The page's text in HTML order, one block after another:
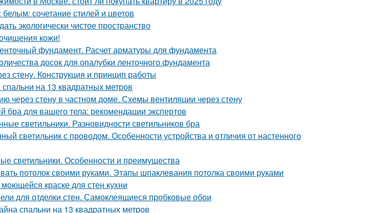
сочетание стилей и цветов
экологически чистое пространство
кожи!
фундамент. Расчет арматуры для фундамента
досок для опалубки ленточного фундамента
стену. Конструкция и принцип работы
на 13 квадратных метров
через стену в частном доме. Схемы вентиляции через стену
бра для вашего тела: рекомендации экспертов
светильники. Разновидности светильников бра
светильник с проводом. Особенности устройства и отличия от настенного
светильники. Особенности и преимущества
потолок своими руками. Этапы шпаклевания потолка своими руками
краске для стен кухни
для отделки стен. Самоклеящиеся пробковые обои
спальни на 13 квадратных метров